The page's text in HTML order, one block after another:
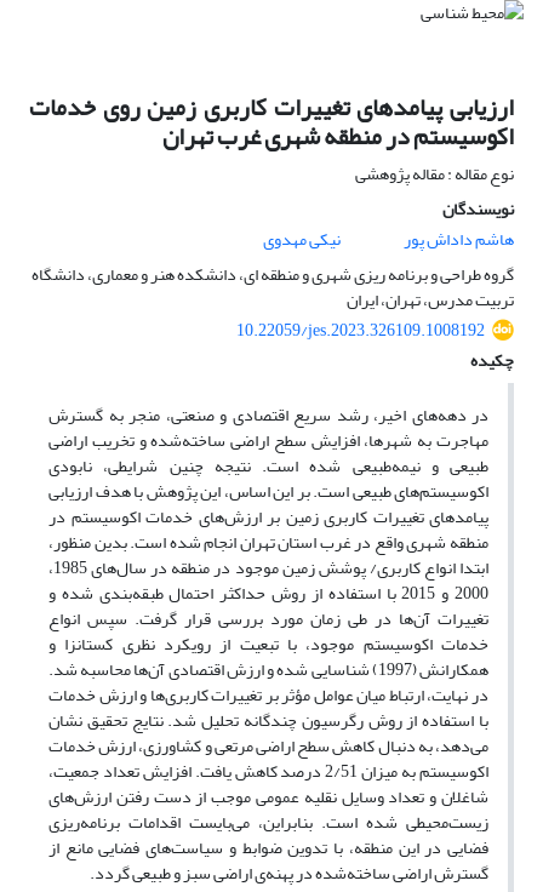
ارزیابی پیامدهای تغییرات کاربری زمین روی خدمات
اکوسیستم در منطقه ‌شهری غرب تهران
نوع مقاله : مقاله پژوهشی
نویسندگان
هاشم داداش پور
نیکی مهدوی
گروه طراحی و برنامه ریزی شهری و منطقه ای، دانشکده هنر و معماری، دانشگاه
تربیت مدرس، تهران، ایران
10.22059/jes.2023.326109.1008192
چکیده
در دهه‌های اخیر، رشد سریع اقتصادی و صنعتی، منجر به گسترش
مهاجرت به شهرها، افزایش سطح اراضی ساخته‌شده و تخریب اراضی
طبیعی و نیمه‌طبیعی شده است. نتیجه چنین شرایطی، نابودی
اکوسیستم‌های طبیعی است. بر این اساس، این پژوهش با هدف ارزیابی
پیامدهای تغییرات کاربری زمین بر ارزش‌های خدمات اکوسیستم در
منطقه شهری واقع در غرب استان تهران انجام شده است. بدین منظور،
ابتدا انواع کاربری/ پوشش زمین موجود در منطقه در سال‌های 1985،
2000 و 2015 با استفاده از روش حداکثر احتمال طبقه‌بندی شده و
تغییرات آن‌ها در طی زمان مورد بررسی قرار گرفت. سپس انواع
خدمات اکوسیستم موجود، با تبعیت از رویکرد نظری کستانزا و
همکارانش (1997) شناسایی شده و ارزش‌ اقتصادی آن‌ها محاسبه شد.
در نهایت، ارتباط میان عوامل مؤثر بر تغییرات کاربری‌ها و ارزش خدمات
با استفاده از روش رگرسیون چندگانه تحلیل شد. نتایج تحقیق نشان
می‌دهد، به دنبال کاهش سطح اراضی مرتعی و کشاورزی، ارزش خدمات
اکوسیستم به میزان 2/51 درصد کاهش یافت. افزایش تعداد جمعیت،
شاغلان و تعداد وسایل نقلیه عمومی موجب از دست رفتن ارزش‌های
زیست‌محیطی شده است. بنابراین، می‌بایست اقدامات برنامه‌ریزی
فضایی در این منطقه، با تدوین ضوابط و سیاست‌های فضایی مانع از
گسترش اراضی ساخته‌شده در پهنه‌ی اراضی سبز و طبیعی گردد.